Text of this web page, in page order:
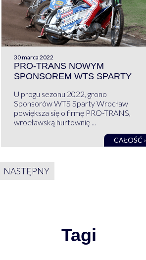
30 marca 2022
PRO-TRANS NOWYM
SPONSOREM WTS SPARTY
U progu sezonu 2022, grono
Sponsorów WTS Sparty Wrocław
powiększa się o firmę PRO-TRANS,
wrocławską hurtownię ...
CAŁOŚĆ ›
NASTĘPNY
Tagi